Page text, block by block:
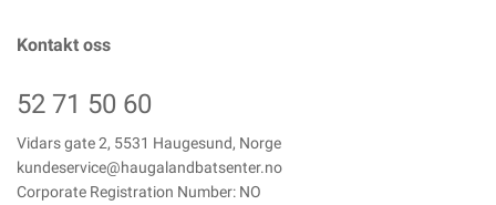
Kontakt oss
52 71 50 60
Vidars gate 2, 5531 Haugesund, Norge
kundeservice@haugalandbatsenter.no
Corporate Registration Number: NO